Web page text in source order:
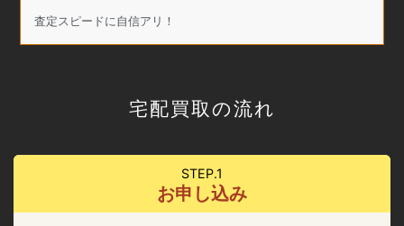
査定スピードに自信アリ！
宅配買取の流れ
STEP.1
お申し込み